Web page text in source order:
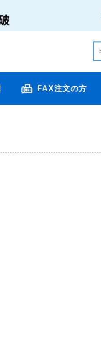
FAX注文の方